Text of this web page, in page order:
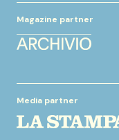
Magazine partner
Media partner